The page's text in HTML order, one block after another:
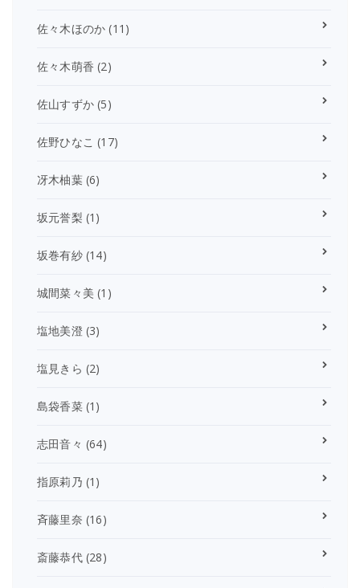
佐々木ほのか (11)
佐々木萌香 (2)
佐山すずか (5)
佐野ひなこ (17)
冴木柚葉(6)
坂元誉梨 (1)
坂巻有紗(14)
城間菜々美 (1)
塩地美澄(3)
塩見きら (2)
島袋香菜(1)
志田音々 (64)
指原莉乃 (1)
斉藤里奈 (16)
斎藤恭代(28)